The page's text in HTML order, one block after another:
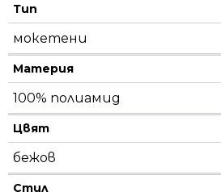
Тип
мокетени
Материя
100% полиамид
Цвят
бежов
Стил